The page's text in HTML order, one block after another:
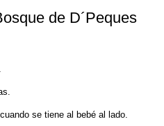
de D´Peques
se tiene al bebé al lado.